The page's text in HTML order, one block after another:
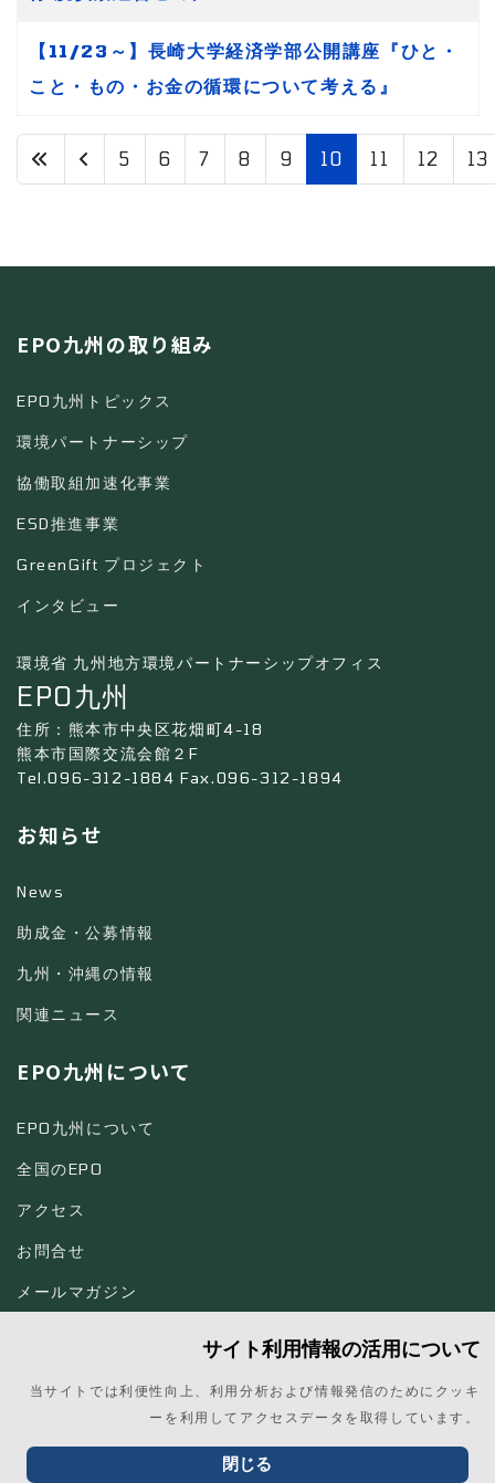
【11/23～】長崎大学経済学部公開講座『ひと・
こと・もの・お金の循環について考える』
10 / 17
5 6 7 8 9 10 11 12 13
EPO九州の取り組み
EPO九州トピックス
環境パートナーシップ
協働取組加速化事業
ESD推進事業
GreenGift プロジェクト
インタビュー
環境省 九州地方環境パートナーシップオフィス
EPO九州
住所：熊本市中央区花畑町4-18
熊本市国際交流会館２F
Tel.096-312-1884 Fax.096-312-1894
お知らせ
News
助成金・公募情報
九州・沖縄の情報
関連ニュース
EPO九州について
EPO九州について
全国のEPO
アクセス
お問合せ
メールマガジン
© 2026 EPO九州
プライバシー・ポリシー
サイト利用情報の活用について
当サイトでは利便性向上、利用分析および情報発信のためにクッキ
ーを利用してアクセスデータを取得しています。
閉じる